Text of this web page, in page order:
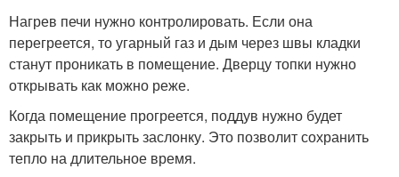
Нагрев печи нужно контролировать. Если она
перегреется, то угарный газ и дым через швы кладки
станут проникать в помещение. Дверцу топки нужно
открывать как можно реже.
Когда помещение прогреется, поддув нужно будет
закрыть и прикрыть заслонку. Это позволит сохранить
тепло на длительное время.